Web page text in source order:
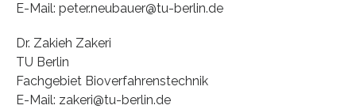
E-Mail: peter.neubauer@tu-berlin.de
Dr. Zakieh Zakeri
TU Berlin
Fachgebiet Bioverfahrenstechnik
E-Mail: zakeri@tu-berlin.de